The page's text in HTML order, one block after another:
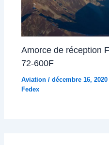
Amorce de réception
72-600F
Aviation /décembre 16,
Fedex